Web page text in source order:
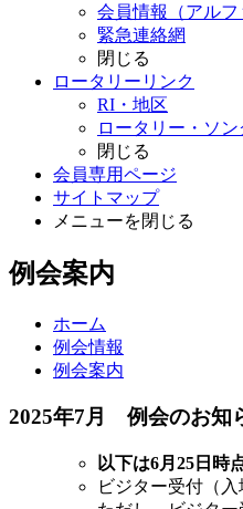
会員情報（アルフ
緊急連絡網
閉じる
ロータリーリンク
RI・地区
ロータリー・ソン
閉じる
会員専用ページ
サイトマップ
メニューを閉じる
例会案内
ホーム
例会情報
例会案内
2025年7月 例会のお知
以下は6月25日時
ビジター受付（入